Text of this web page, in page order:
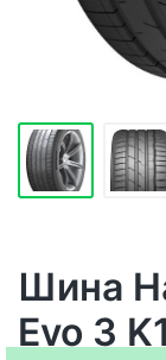
Шина
Evo 3